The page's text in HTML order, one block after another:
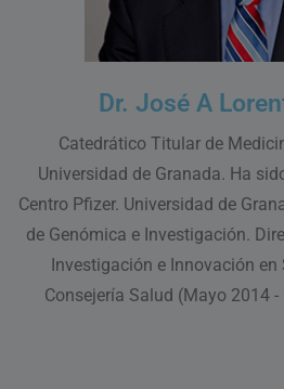
Dr. José A
Catedrático Titular de
Universidad de Granada. Ha
Centro Pfizer. Universidad de
de Genómica e Investigación.
Investigación e Innovación
Consejería Salud (Mayo 2014